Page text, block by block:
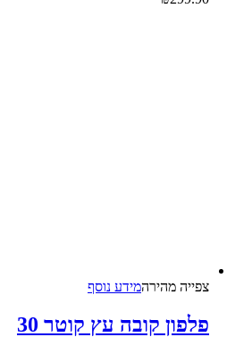
צפייה‬ ‫מהירה‬מידע נוסף
פלפון קובה עץ קוטר 30